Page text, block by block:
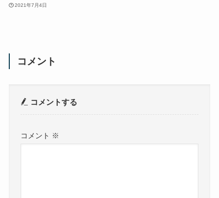
2021年7月4日
コメント
コメントする
コメント ※